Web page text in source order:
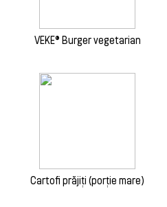
VEKE® Burger vegetarian
Cartofi prăjiți (porție mare)